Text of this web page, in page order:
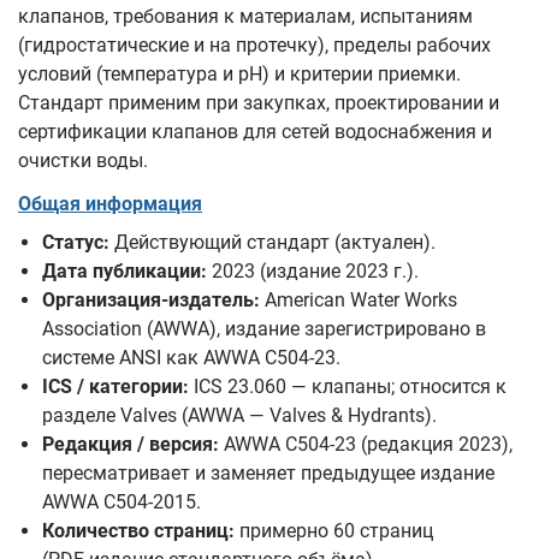
клапанов, требования к материалам, испытаниям
(гидростатические и на протечку), пределы рабочих
условий (температура и pH) и критерии приемки.
Стандарт применим при закупках, проектировании и
сертификации клапанов для сетей водоснабжения и
очистки воды.
Общая информация
Статус: Действующий стандарт (актуален).
Дата публикации: 2023 (издание 2023 г.).
Организация-издатель: American Water Works
Association (AWWA), издание зарегистрировано в
системе ANSI как AWWA C504-23.
ICS / категории: ICS 23.060 — клапаны; относится к
разделе Valves (AWWA — Valves & Hydrants).
Редакция / версия: AWWA C504-23 (редакция 2023),
пересматривает и заменяет предыдущее издание
AWWA C504-2015.
Количество страниц: примерно 60 страниц